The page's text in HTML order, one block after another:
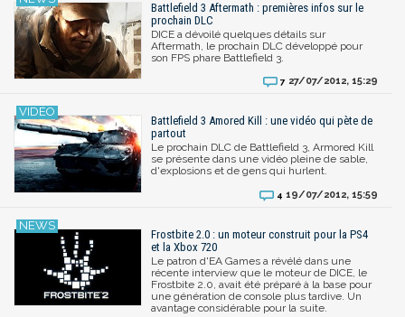
Battlefield 3 Aftermath : premières infos sur le
prochain DLC
DICE a dévoilé quelques détails sur
Aftermath, le prochain DLC développé pour
son FPS phare Battlefield 3.
7 27/07/2012, 15:29
Battlefield 3 Amored Kill : une vidéo qui pète de
partout
Le prochain DLC de Battlefield 3, Armored Kill
se présente dans une vidéo pleine de sable,
d'explosions et de gens qui hurlent.
4 19/07/2012, 15:59
Frostbite 2.0 : un moteur construit pour la PS4
et la Xbox 720
Le patron d'EA Games a révélé dans une
récente interview que le moteur de DICE, le
Frostbite 2.0, avait été préparé à la base pour
une génération de console plus tardive. Un
avantage considérable pour la suite.